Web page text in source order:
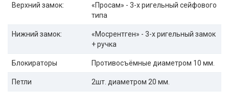
Верхний замок:
«Просам» - 3-х ригельный сейфового
типа
Нижний замок:
«Мосрентген» - 3-х ригельный замок
+ ручка
Блокираторы Противосъёмные диаметром 10 мм.
Петли 2шт. диаметром 20 мм.